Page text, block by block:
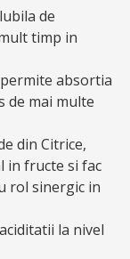
de
timp in
absortia
de mai multe
din Citrice,
in fructe si fac
rol sinergic in
la nivel